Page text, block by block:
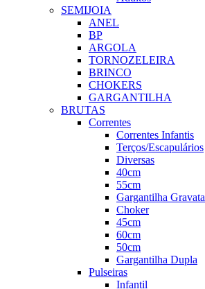
SEMIJOIA
ANEL
BP
ARGOLA
TORNOZELEIRA
BRINCO
CHOKERS
GARGANTILHA
BRUTAS
Correntes
Correntes Infantis
Terços/Escapulários
Diversas
40cm
55cm
Gargantilha Gravata
Choker
45cm
60cm
50cm
Gargantilha Dupla
Pulseiras
Infantil